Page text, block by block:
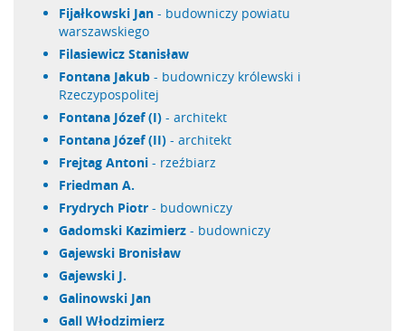
Fijałkowski Jan - budowniczy powiatu
warszawskiego
Filasiewicz Stanisław
Fontana Jakub - budowniczy królewski i
Rzeczypospolitej
Fontana Józef (I) - architekt
Fontana Józef (II) - architekt
Frejtag Antoni - rzeźbiarz
Friedman A.
Frydrych Piotr - budowniczy
Gadomski Kazimierz - budowniczy
Gajewski Bronisław
Gajewski J.
Galinowski Jan
Gall Włodzimierz